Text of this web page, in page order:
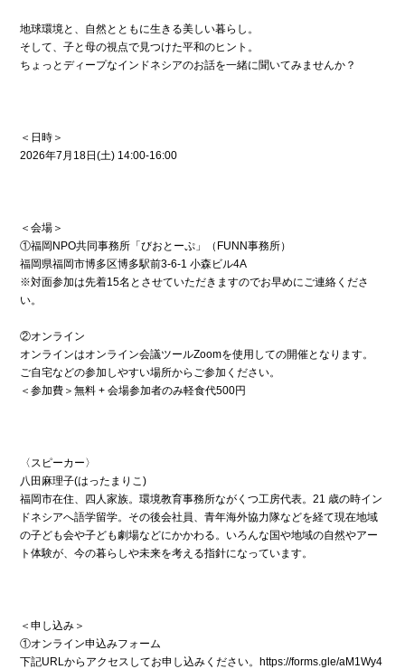
地球環境と、自然とともに生きる美しい暮らし。
そして、子と母の視点で見つけた平和のヒント。
ちょっとディープなインドネシアのお話を一緒に聞いてみませんか？
＜日時＞
2026年7月18日(土) 14:00-16:00
＜会場＞
①福岡NPO共同事務所「びおとーぷ」（FUNN事務所）
福岡県福岡市博多区博多駅前3-6-1 小森ビル4A
※対面参加は先着15名とさせていただきますのでお早めにご連絡くださ
い。
②オンライン
オンラインはオンライン会議ツールZoomを使用しての開催となります。
ご自宅などの参加しやすい場所からご参加ください。
＜参加費＞無料 + 会場参加者のみ軽食代500円
〈スピーカー〉
八田麻理子(はったまりこ)
福岡市在住、四人家族。環境教育事務所ながくつ工房代表。21 歳の時イン
ドネシアへ語学留学。その後会社員、青年海外協力隊などを経て現在地域
の子ども会や子ども劇場などにかかわる。いろんな国や地域の自然やアー
ト体験が、今の暮らしや未来を考える指針になっています。
＜申し込み＞
①オンライン申込みフォーム
下記URLからアクセスしてお申し込みください。https://forms.gle/aM1Wy4